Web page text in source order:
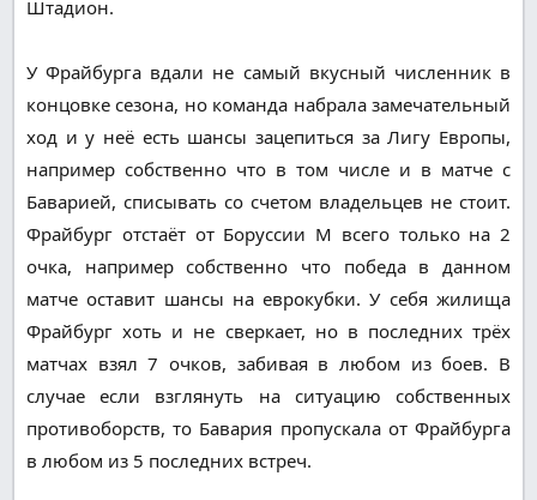
Штадион.
У Фрайбурга вдали не самый вкусный численник в
концовке сезона, но команда набрала замечательный
ход и у неё есть шансы зацепиться за Лигу Европы,
например собственно что в том числе и в матче с
Баварией, списывать со счетом владельцев не стоит.
Фрайбург отстаёт от Боруссии М всего только на 2
очка, например собственно что победа в данном
матче оставит шансы на еврокубки. У себя жилища
Фрайбург хоть и не сверкает, но в последних трёх
матчах взял 7 очков, забивая в любом из боев. В
случае если взглянуть на ситуацию собственных
противоборств, то Бавария пропускала от Фрайбурга
в любом из 5 последних встреч.